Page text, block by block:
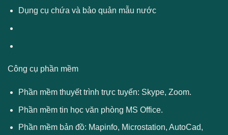
Dụng cụ chứa và bảo quản mẫu nước
Công cụ phần mềm
Phần mềm thuyết trình trực tuyến: Skype, Zoom.
Phần mềm tin học văn phòng MS Office.
Phần mềm bản đồ: Mapinfo, Microstation, AutoCad,